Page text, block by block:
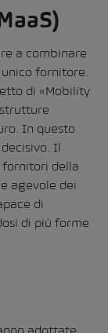
a combinare
fornitore.
di «Mobility
In questo
Il
fornitori della
agevole dei
di
di più forme